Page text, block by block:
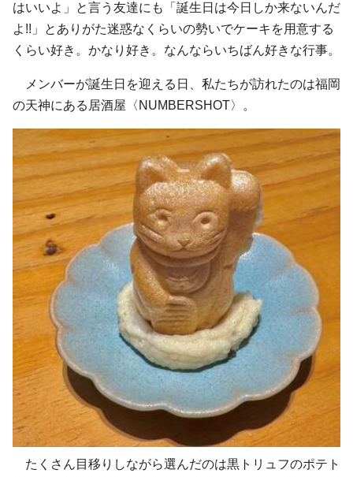
はいいよ」と言う友達にも「誕生日は今日しか来ないんだ
よ!!」とありがた迷惑なくらいの勢いでケーキを用意する
くらい好き。かなり好き。なんならいちばん好きな行事。
メンバーが誕生日を迎える日、私たちが訪れたのは福岡
の天神にある居酒屋〈NUMBERSHOT〉。
たくさん目移りしながら選んだのは黒トリュフのポテト